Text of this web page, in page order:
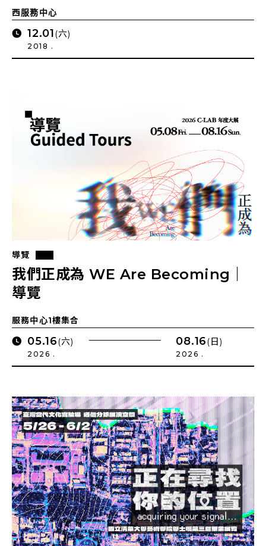
西服務中心
12.01(六)
2018 .
導覽
我們正成為 WE Are Becoming｜
導覽
服務中心1樓集合
05.16(六)
2026 .
08.16(日)
2026 .